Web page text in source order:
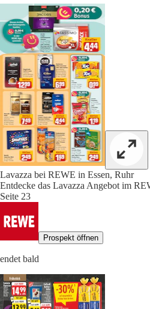
Lavazza bei REWE in Essen, Ruhr
Entdecke das Lavazza Angebot im
Seite 23
Prospekt öffnen
endet bald